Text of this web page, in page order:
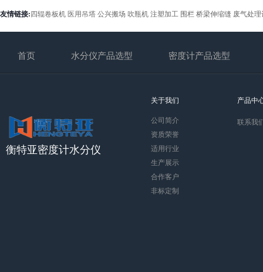
友情链接: 四辊卷板机 医用吊塔 公兴搬场 吹瓶机 注塑加工 围栏 桥梁伸缩缝 废气处理
首页 水分仪产品选型 密度计产品选型
衡特亚密度计水分仪
关于我们
公司简介
资质荣誉
适用行业
生产展示
合作客户
非标定制
产品中
联系我